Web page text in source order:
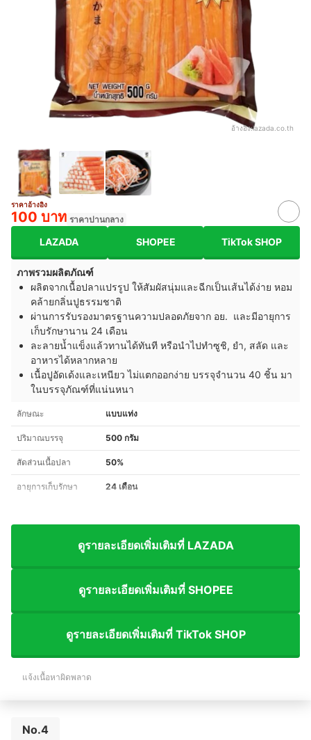
อ้างอิง:lazada.co.th
ราคาอ้างอิง
100 บาท ราคาปานกลาง
LAZADA SHOPEE TikTok SHOP
ภาพรวมผลิตภัณฑ์
ผลิตจากเนื้อปลาแปรรูป ให้สัมผัสนุ่มและฉีกเป็นเส้นได้ง่าย หอม
คล้ายกลิ่นปูธรรมชาติ
ผ่านการรับรองมาตรฐานความปลอดภัยจาก อย. และมีอายุการ
เก็บรักษานาน 24 เดือน
ละลายน้ำแข็งแล้วทานได้ทันที หรือนำไปทำซูชิ, ยำ, สลัด และ
อาหารได้หลากหลาย
เนื้อปูอัดเด้งและเหนียว ไม่แตกออกง่าย บรรจุจำนวน 40 ชิ้น มา
ในบรรจุภัณฑ์ที่แน่นหนา
ลักษณะ แบบแท่ง
ปริมาณบรรจุ 500 กรัม
สัดส่วนเนื้อปลา 50%
อายุการเก็บรักษา 24 เดือน
ดูรายละเอียดเพิ่มเติมที่ LAZADA
ดูรายละเอียดเพิ่มเติมที่ SHOPEE
ดูรายละเอียดเพิ่มเติมที่ TikTok SHOP
แจ้งเนื้อหาผิดพลาด
No.4